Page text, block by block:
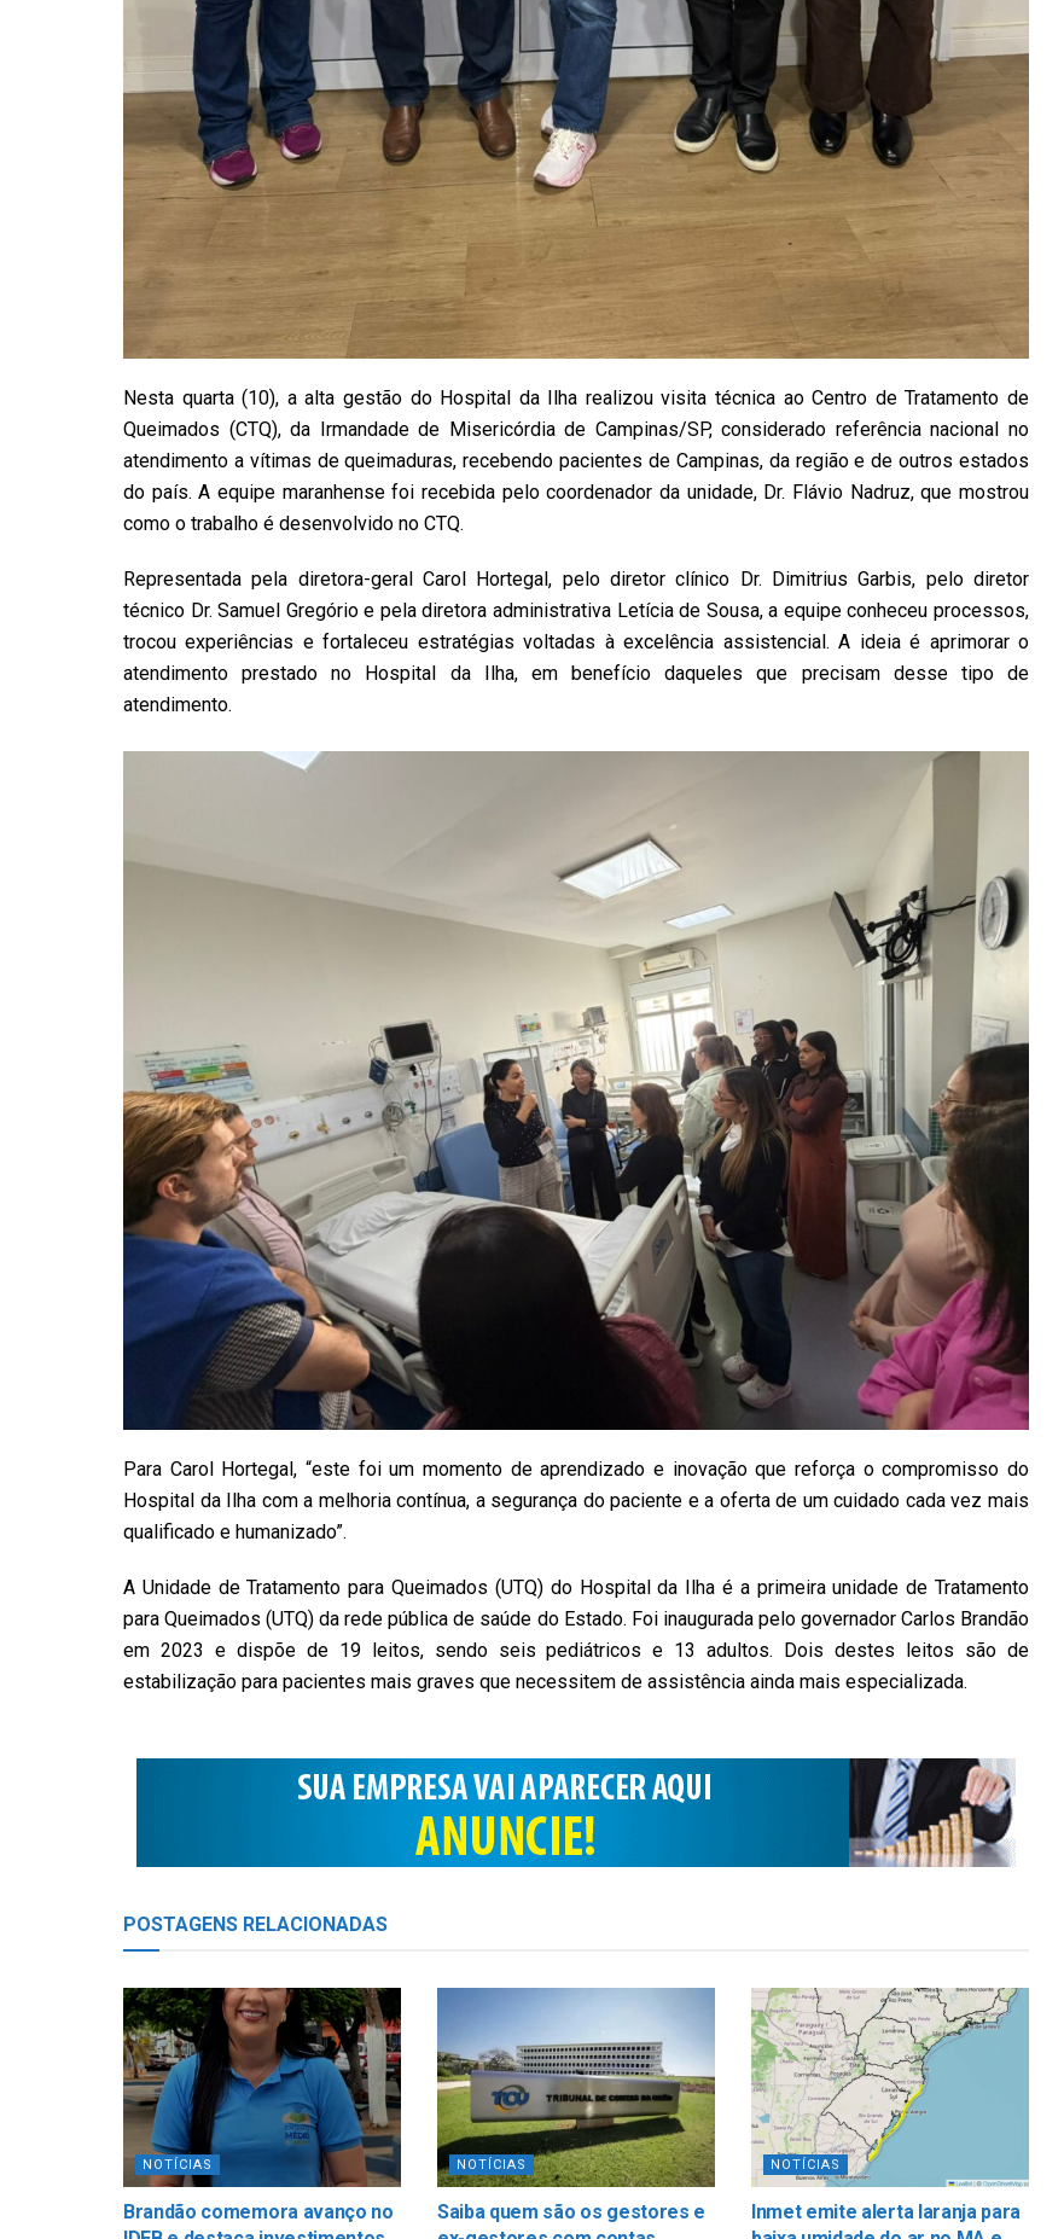
Nesta quarta (10), a alta gestão do Hospital da Ilha realizou visita técnica ao Centro de Tratamento de
Queimados (CTQ), da Irmandade de Misericórdia de Campinas/SP, considerado referência nacional no
atendimento a vítimas de queimaduras, recebendo pacientes de Campinas, da região e de outros estados
do país. A equipe maranhense foi recebida pelo coordenador da unidade, Dr. Flávio Nadruz, que mostrou
como o trabalho é desenvolvido no CTQ.
Representada pela diretora-geral Carol Hortegal, pelo diretor clínico Dr. Dimitrius Garbis, pelo diretor
técnico Dr. Samuel Gregório e pela diretora administrativa Letícia de Sousa, a equipe conheceu processos,
trocou experiências e fortaleceu estratégias voltadas à excelência assistencial. A ideia é aprimorar o
atendimento prestado no Hospital da Ilha, em benefício daqueles que precisam desse tipo de
atendimento.
Para Carol Hortegal, “este foi um momento de aprendizado e inovação que reforça o compromisso do
Hospital da Ilha com a melhoria contínua, a segurança do paciente e a oferta de um cuidado cada vez mais
qualificado e humanizado”.
A Unidade de Tratamento para Queimados (UTQ) do Hospital da Ilha é a primeira unidade de Tratamento
para Queimados (UTQ) da rede pública de saúde do Estado. Foi inaugurada pelo governador Carlos Brandão
em 2023 e dispõe de 19 leitos, sendo seis pediátricos e 13 adultos. Dois destes leitos são de
estabilização para pacientes mais graves que necessitem de assistência ainda mais especializada.
POSTAGENS RELACIONADAS
NOTÍCIAS
Brandão comemora avanço no
NOTÍCIAS
Saiba quem são os gestores e
NOTÍCIAS
Inmet emite alerta laranja para